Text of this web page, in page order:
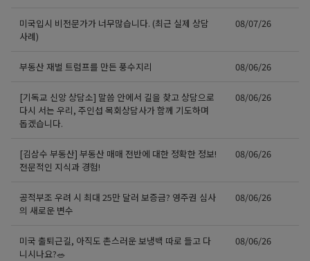
미국입시 비전문가가 너무많습니다. (최근 실제 상담
사례)
08/07/26
부동산 재벌 트럼프를 만든 풍수지리 08/06/26
[기독교 신앙 상담소] 말씀 안에서 길을 찾고 상담으로
다시 서는 우리, 주인섭 목회상담사가 함께 기도하며
돕겠습니다.
08/06/26
[김삼수 부동산] 부동산 매매 전반에 대한 정확한 정보!
전문적인 지식과 경험!
08/06/26
공적부조 우려 시 최대 25만 달러 보증금? 영주권 심사
의 새로운 변수
08/06/26
미국 출퇴근길, 아직도 촌스러운 보냉백 따로 들고 다
니시나요?🥗
08/06/26